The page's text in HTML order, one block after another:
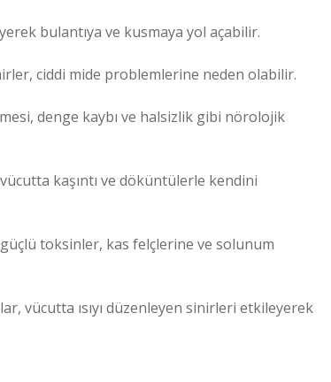
bulantıya ve kusmaya yol açabilir.
ciddi mide problemlerine neden olabilir.
denge kaybı ve halsizlik gibi nörolojik
kaşıntı ve döküntülerle kendini
toksinler, kas felçlerine ve solunum
vücutta ısıyı düzenleyen sinirleri etkileyerek